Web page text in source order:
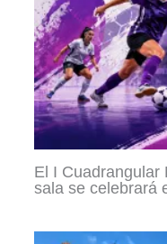
El I Cuadrangular
sala se celebrará